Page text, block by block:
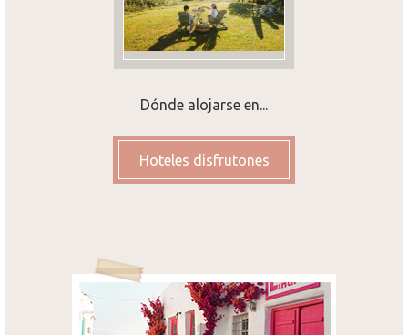
Dónde alojarse en...
Hoteles disfrutones